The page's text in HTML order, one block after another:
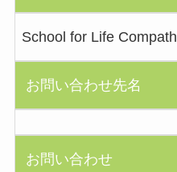
School for Life Compath
お問い合わせ先名
お問い合わせ